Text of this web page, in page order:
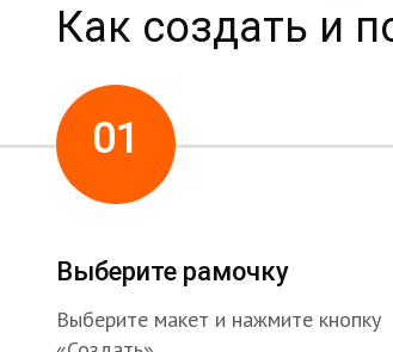
Как создать и
01
Выберите рамочку
Выберите макет и нажмите кнопку